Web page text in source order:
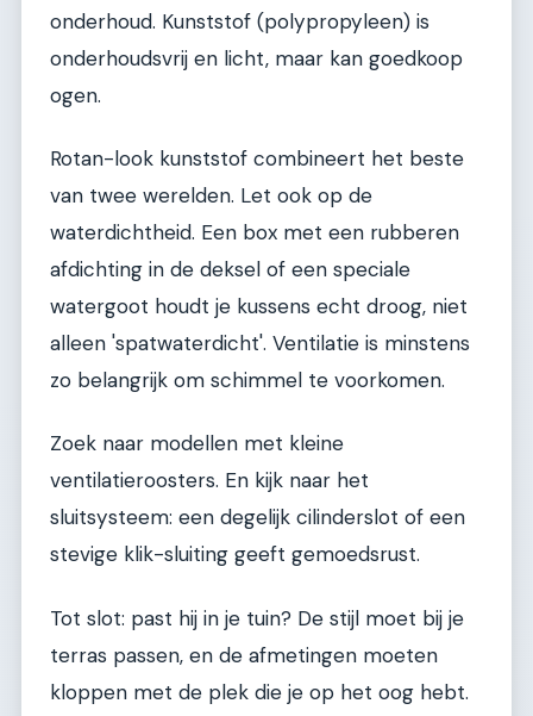
onderhoud. Kunststof (polypropyleen) is
onderhoudsvrij en licht, maar kan goedkoop
ogen.
Rotan-look kunststof combineert het beste
van twee werelden. Let ook op de
waterdichtheid. Een box met een rubberen
afdichting in de deksel of een speciale
watergoot houdt je kussens echt droog, niet
alleen 'spatwaterdicht'. Ventilatie is minstens
zo belangrijk om schimmel te voorkomen.
Zoek naar modellen met kleine
ventilatieroosters. En kijk naar het
sluitsysteem: een degelijk cilinderslot of een
stevige klik-sluiting geeft gemoedsrust.
Tot slot: past hij in je tuin? De stijl moet bij je
terras passen, en de afmetingen moeten
kloppen met de plek die je op het oog hebt.